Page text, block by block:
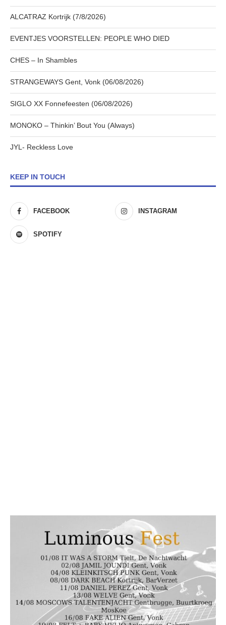
ALCATRAZ Kortrijk (7/8/2026)
EVENTJES VOORSTELLEN: PEOPLE WHO DIED
CHES – In Shambles
STRANGEWAYS Gent, Vonk (06/08/2026)
SIGLO XX Fonnefeesten (06/08/2026)
MONOKO – Thinkin’ Bout You (Always)
JYL- Reckless Love
KEEP IN TOUCH
FACEBOOK INSTAGRAM
SPOTIFY